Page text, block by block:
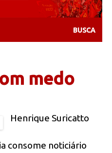
medo
Henrique Suricatto
consome noticiário